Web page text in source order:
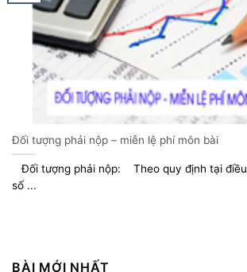
Đối tượng phải nộp – miễn lệ phí môn bài
Đối tượng phải nộp: Theo quy định tại điều
số ...
BÀI MỚI NHẤT